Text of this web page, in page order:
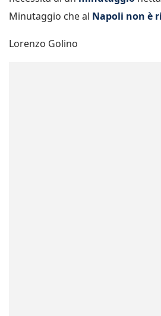
Minutaggio che al Napoli non è
Lorenzo Golino